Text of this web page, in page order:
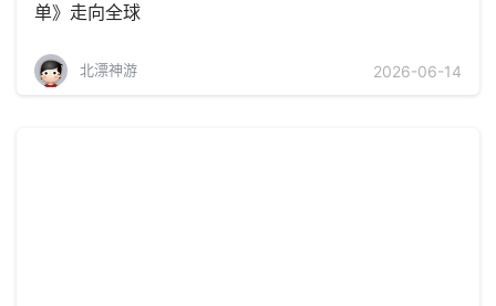
单》走向全球
北漂神游 2026-06-14